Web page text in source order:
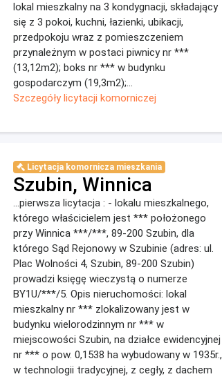
lokal mieszkalny na 3 kondygnacji, składający
się z 3 pokoi, kuchni, łazienki, ubikacji,
przedpokoju wraz z pomieszczeniem
przynależnym w postaci piwnicy nr ***
(13,12m2); boks nr *** w budynku
gospodarczym (19,3m2);...
Szczegóły licytacji komorniczej
Licytacja komornicza mieszkania
Szubin, Winnica
...pierwsza licytacja : - lokalu mieszkalnego,
którego właścicielem jest *** położonego
przy Winnica ***/***, 89-200 Szubin, dla
którego Sąd Rejonowy w Szubinie (adres: ul.
Plac Wolności 4, Szubin, 89-200 Szubin)
prowadzi księgę wieczystą o numerze
BY1U/***/5. Opis nieruchomości: lokal
mieszkalny nr *** zlokalizowany jest w
budynku wielorodzinnym nr *** w
miejscowości Szubin, na działce ewidencyjnej
nr *** o pow. 0,1538 ha wybudowany w 1935r.,
w technologii tradycyjnej, z cegły, z dachem